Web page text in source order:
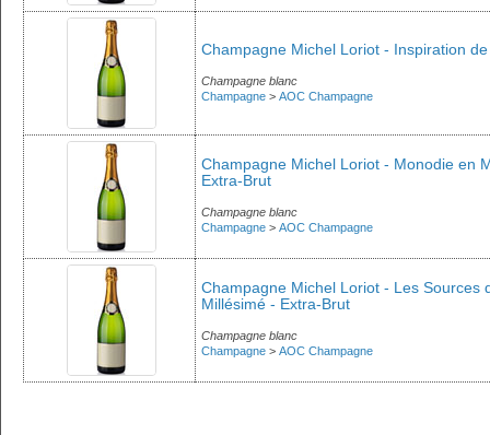
Champagne Michel Loriot - Inspiration
Champagne blanc
Champagne > AOC Champagne
Champagne Michel Loriot - Monodie en
Extra-Brut
Champagne blanc
Champagne > AOC Champagne
Champagne Michel Loriot - Les Sources
Millésimé - Extra-Brut
Champagne blanc
Champagne > AOC Champagne